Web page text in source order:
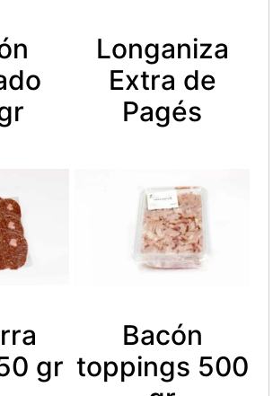
Longaniza
Extra de
Pagés
gr
Bacón
toppings 500